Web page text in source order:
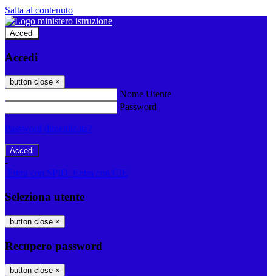
Salta al contenuto
Accedi
Accedi
button close ×
Nome Utente
Password
Password dimenticata?
-
Entra con SPID
Entra con CIE
Seleziona utente
button close ×
Recupero password
button close ×